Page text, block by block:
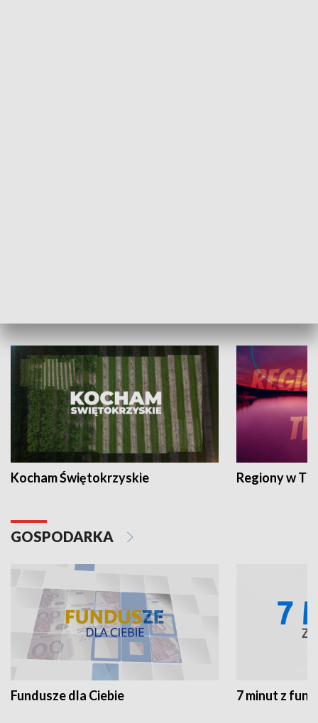
Kocham Świętokrzyskie Regiony w
GOSPODARKA
Fundusze dla Ciebie 7 minut z